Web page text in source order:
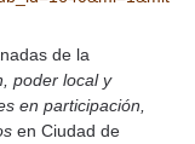
de la
poder local y
en participación,
en Ciudad de